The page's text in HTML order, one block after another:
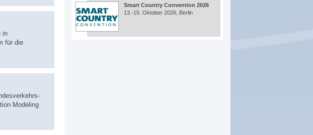
in
für die
Modeling
Smart Country Convention 2026
13.-15. Oktober 2026, Berlin